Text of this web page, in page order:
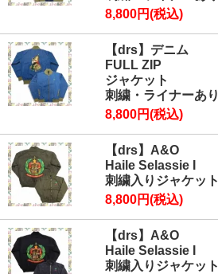
8,800円(税込)
【drs】デニム
FULL ZIP
ジャケット
刺繍・ライナーあり
8,800円(税込)
【drs】A&O
Haile Selassie I
刺繍入りジャケット
8,800円(税込)
【drs】A&O
Haile Selassie I
刺繍入りジャケット